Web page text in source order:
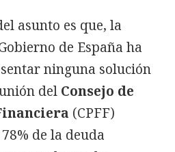
asunto es que, la
de España ha
ninguna solución
del Consejo de
(CPFF)
de la deuda